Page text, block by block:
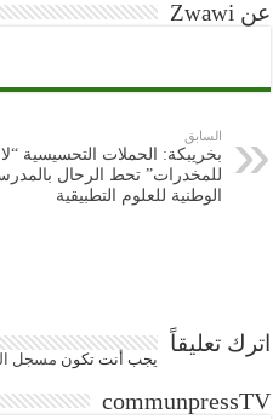
عن Zwawi
السابق
بخريبكة: الحملات التحسيسية “لا
للمخدرات” تحط الرحال
الوطنية للعلوم التطبيقية
اترك تعليقاً
يجب أنت تكون مسجل
communpressTV